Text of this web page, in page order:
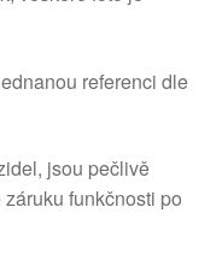
referenci dle
jsou pečlivě
funkčnosti po